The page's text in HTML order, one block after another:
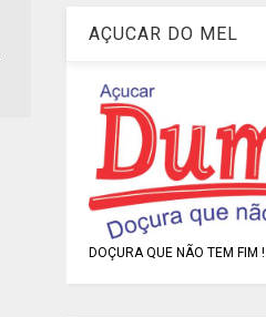
AÇUCAR DO MEL
DOÇURA QUE NÃO TEM FIM !